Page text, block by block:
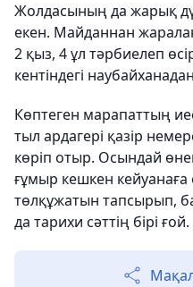
Жолдасының да жарық
екен. Майданнан
2 қыз, 4 ұл тәрбиелеп
кентіндегі
Көптеген марапаттың
тыл ардагері қазір
көріп отыр. Осындай
ғұмыр кешкен
төлқұжатын тапсырып,
да тарихи сәттің бірі ғой.